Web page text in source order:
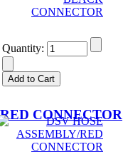
Quantity:
CONNECTOR